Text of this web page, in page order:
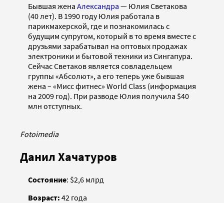
Бывшая жена Александра — Юлия Светакова
(40 лет). В 1990 году Юлия работала в
парикмахерской, где и познакомилась с
будущим супругом, который в то время вместе с
друзьями зарабатывал на оптовых продажах
электроники и бытовой техники из Сингапура.
Сейчас Светаков является совладельцем
группы «Абсолют», а его теперь уже бывшая
жена – «Мисс фитнес» World Class (информация
на 2009 год). При разводе Юлия получила $40
млн отступных.
Fotoimedia
Данил Хачатуров
Состояние: $2,6 млрд
Возраст: 42 года